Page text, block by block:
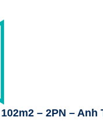
– 2PN – Anh